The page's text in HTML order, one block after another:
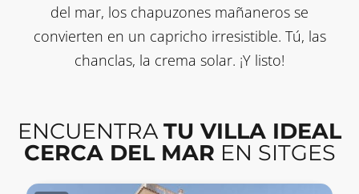
del mar, los chapuzones mañaneros se
convierten en un capricho irresistible. Tú, las
chanclas, la crema solar. ¡Y listo!
ENCUENTRA TU VILLA IDEAL
CERCA DEL MAR EN SITGES